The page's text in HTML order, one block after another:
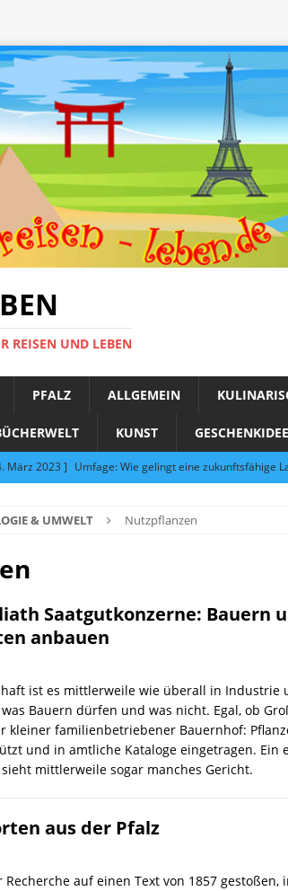
REISEN UND LEBEN
PFALZ ALLGEMEIN
KUNST
März 2023 ] Umfage: Wie gelingt eine zukunftsfähige
2023 ] Spenden für Erdbebenhilfe in Syrien und
September 2023 ] Töpfern per Hand am Wochenende
& UMWELT Nutzpflanzen
Saatgutkonzerne: Bauern
anbauen
ist es mittlerweile wie überall in Industrie
Bauern dürfen und was nicht. Egal, ob
kleiner familienbetriebener Bauernhof:
und in amtliche Kataloge eingetragen. Ein
mittlerweile sogar manches Gericht.
aus der Pfalz
auf einen Text von 1857